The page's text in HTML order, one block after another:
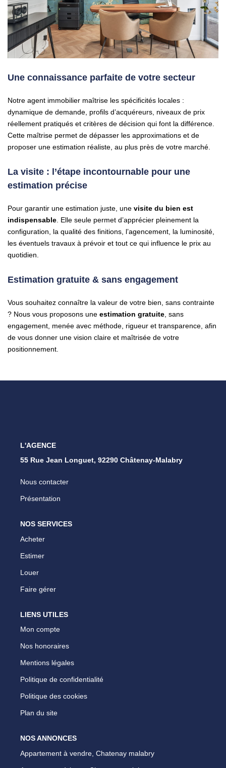
Une connaissance parfaite de votre secteur
Notre agent immobilier maîtrise les spécificités locales :
dynamique de demande, profils d’acquéreurs, niveaux de prix
réellement pratiqués et critères de décision qui font la différence.
Cette maîtrise permet de dépasser les approximations et de
proposer une estimation réaliste, au plus près de votre marché.
La visite : l’étape incontournable pour une
estimation précise
Pour garantir une estimation juste, une visite du bien est
indispensable . Elle seule permet d’apprécier pleinement la
configuration, la qualité des finitions, l’agencement, la luminosité,
les éventuels travaux à prévoir et tout ce qui influence le prix au
quotidien.
Estimation gratuite & sans engagement
Vous souhaitez connaître la valeur de votre bien, sans contrainte
? Nous vous proposons une estimation gratuite , sans
engagement, menée avec méthode, rigueur et transparence, afin
de vous donner une vision claire et maîtrisée de votre
positionnement.
L'AGENCE
55 Rue Jean Longuet, 92290 Châtenay-Malabry
Nous contacter
Présentation
NOS SERVICES
Acheter
Estimer
Louer
Faire gérer
LIENS UTILES
Mon compte
Nos honoraires
Mentions légales
Politique de confidentialité
Politique des cookies
Plan du site
NOS ANNONCES
Appartement à vendre, Chatenay malabry